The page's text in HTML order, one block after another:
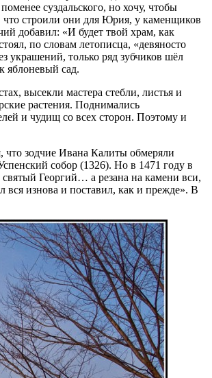
суздальского, но хочу, чтобы
что строили они для Юрия, у каменщиков
добавил: «И будет твой храм, как
по словам летописца, «девяносто
украшений, только ряд зубчиков шёл
яблоневый сад.
высекли мастера стебли, листья и
растения. Поднимались
и чудищ со всех сторон. Поэтому и
что зодчие Ивана Калиты обмеряли
собор (1326). Но в 1471 году в
Георгий… а резана на камени вси,
вся изнова и поставил, как и прежде». В